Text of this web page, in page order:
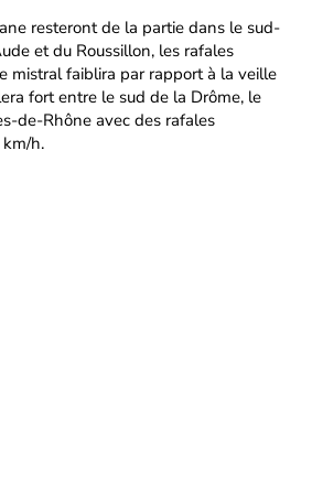
resteront de la partie dans le sud-
et du Roussillon, les rafales
mistral faiblira par rapport à la veille
fort entre le sud de la Drôme, le
de-Rhône avec des rafales
h.